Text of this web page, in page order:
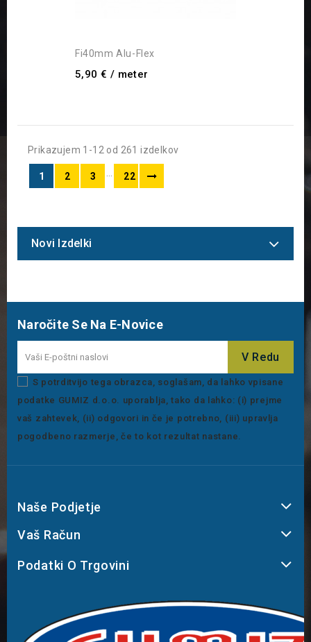
Fi40mm Alu-Flex
5,90 € / meter
Prikazujem 1-12 od 261 izdelkov
1 2 3 22
Novi Izdelki
Naročite Se Na E-Novice
S potrditvijo tega obrazca, soglašam, da lahko vpisane
podatke GUMIZ d.o.o. uporablja, tako da lahko: (i) prejme
vaš zahtevek, (ii) odgovori in če je potrebno, (iii) upravlja
pogodbeno razmerje, če to kot rezultat nastane.
Naše Podjetje
Vaš Račun
Podatki O Trgovini